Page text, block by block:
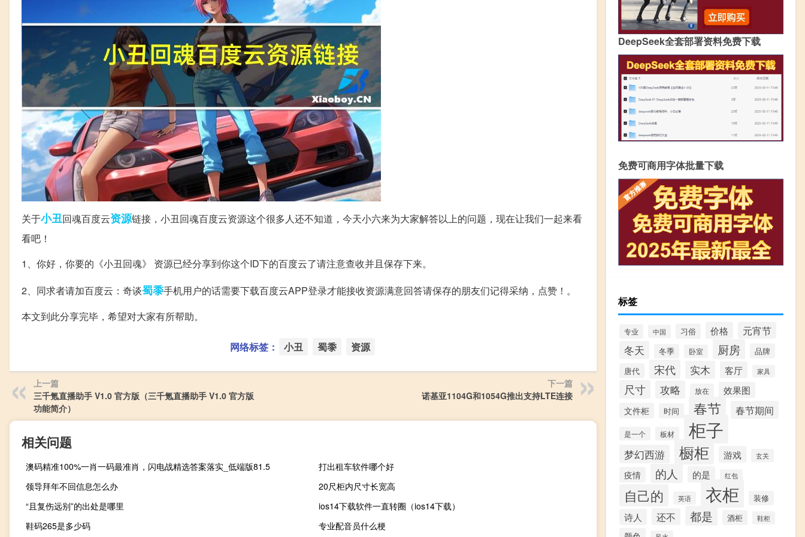
关于小丑回魂百度云资源链接，小丑回魂百度云资源这个很多人还不知道，今天小六来为大家解答以上的问题，现在让我们一起来看
看吧！
1、你好，你要的《小丑回魂》 资源已经分享到你这个ID下的百度云了请注意查收并且保存下来。
2、同求者请加百度云：奇谈蜀黍手机用户的话需要下载百度云APP登录才能接收资源满意回答请保存的朋友们记得采纳，点赞！。
本文到此分享完毕，希望对大家有所帮助。
网络标签： 小丑 蜀黍 资源
上一篇
三千氪直播助手 V1.0 官方版（三千氪直播助手 V1.0 官方版
功能简介）
下一篇
诺基亚1104G和1054G推出支持LTE连接
相关问题
澳码精准100%一肖一码最准肖，闪电战精选答案落实_低端版81.5
打出租车软件哪个好
领导拜年不回信息怎么办
20尺柜内尺寸长宽高
“且复伤远别”的出处是哪里
ios14下载软件一直转圈（ios14下载）
鞋码265是多少码
专业配音员什么梗
DeepSeek全套部署资料免费下载
免费可商用字体批量下载
标签
专业 中国 习俗 价格 元宵节
冬天 冬季 卧室 厨房
品牌
唐代
宋代 实木 客厅 家具
尺寸 攻略 放在 效果图
文件柜 时间 春节 春节期间
是一个 板材 柜子
梦幻西游 橱柜 游戏 玄关
疫情 的人 的是 红包
自己的 英语 衣柜 装修
诗人 还不 都是 酒柜 鞋柜